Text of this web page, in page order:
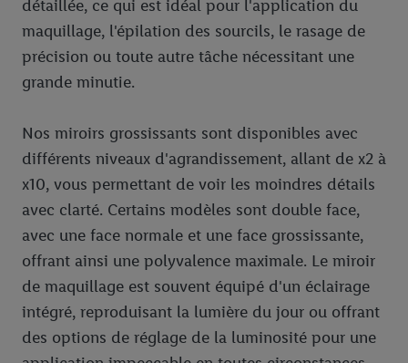
détaillée, ce qui est idéal pour l'application du
maquillage, l'épilation des sourcils, le rasage de
précision ou toute autre tâche nécessitant une
grande minutie.
Nos miroirs grossissants sont disponibles avec
différents niveaux d'agrandissement, allant de x2 à
x10, vous permettant de voir les moindres détails
avec clarté. Certains modèles sont double face,
avec une face normale et une face grossissante,
offrant ainsi une polyvalence maximale. Le miroir
de maquillage est souvent équipé d'un éclairage
intégré, reproduisant la lumière du jour ou offrant
des options de réglage de la luminosité pour une